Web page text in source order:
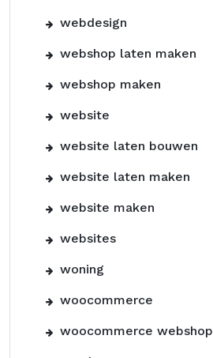
webdesign
webshop laten maken
webshop maken
website
website laten bouwen
website laten maken
website maken
websites
woning
woocommerce
woocommerce webshop